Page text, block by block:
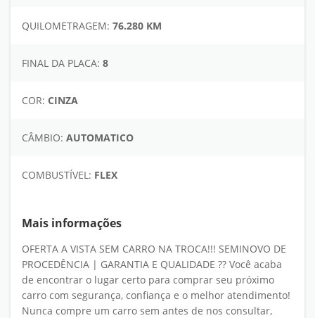
QUILOMETRAGEM: 76.280 KM
FINAL DA PLACA: 8
COR: CINZA
CÂMBIO: AUTOMATICO
COMBUSTÍVEL: FLEX
Mais informações
OFERTA A VISTA SEM CARRO NA TROCA!!! SEMINOVO DE
PROCEDÊNCIA | GARANTIA E QUALIDADE ?? Você acaba
de encontrar o lugar certo para comprar seu próximo
carro com segurança, confiança e o melhor atendimento!
Nunca compre um carro sem antes de nos consultar,